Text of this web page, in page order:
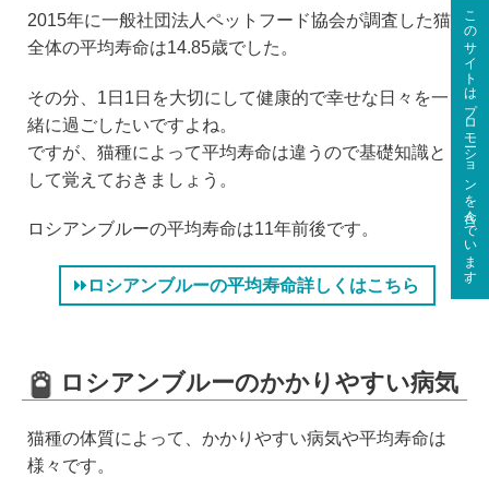
2015年に一般社団法人ペットフード協会が調査した猫
全体の平均寿命は14.85歳でした。
その分、1日1日を大切にして健康的で幸せな日々を一
緒に過ごしたいですよね。
ですが、猫種によって平均寿命は違うので基礎知識と
して覚えておきましょう。
ロシアンブルーの平均寿命は11年前後です。
ロシアンブルーの平均寿命詳しくはこちら
ロシアンブルーのかかりやすい病気
猫種の体質によって、かかりやすい病気や平均寿命は
様々です。
このサイトはプロモーションを含んでいます。